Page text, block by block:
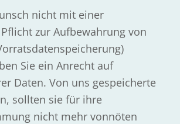
nicht mit einer
zur Aufbewahrung von
Sie ein Anrecht auf
Daten. Von uns gespeicherte
sollten sie für ihre
nicht mehr vonnöten